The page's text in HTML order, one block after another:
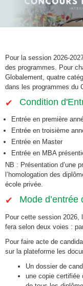
Pour la session 2026-
des programmes. Pour
Globalement, quatre
dans les programmes du
Condition
Entrée en première
Entrée en troisième
Entrée en Master
Entrée en MBA
NB : Présentation d’une
l’homologation des
école privée.
Mode
Pour cette session 2026,
fera selon deux voies :
Pour faire acte de
sur la plateforme les
Un dossier de
une copie certifiée